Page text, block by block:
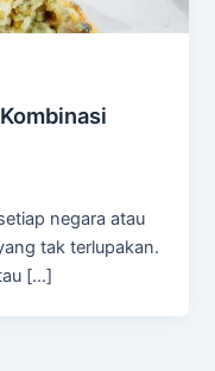
negara atau
tak terlupakan.
[…]